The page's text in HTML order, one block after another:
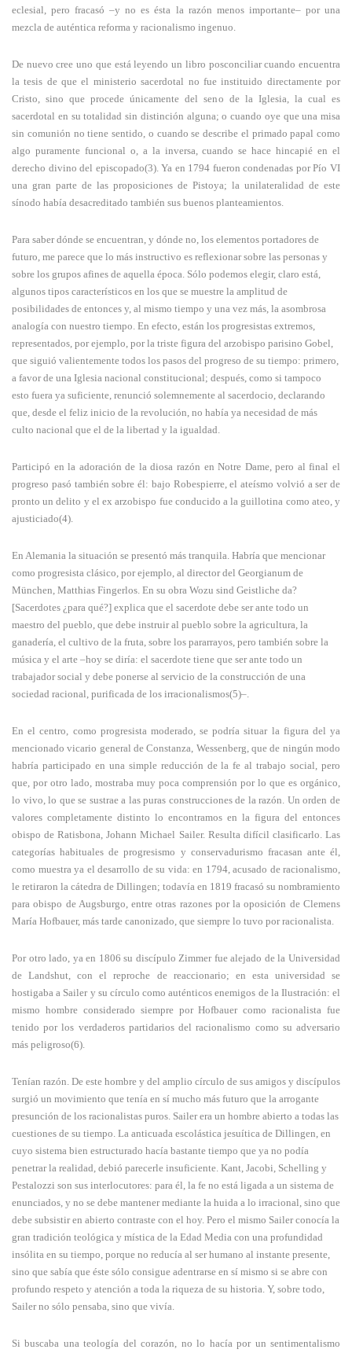
eclesial, pero fracasó –y no es ésta la razón menos importante– por una
mezcla de auténtica reforma y racionalismo ingenuo.
De nuevo cree uno que está leyendo un libro posconciliar cuando encuentra
la tesis de que el ministerio sacerdotal no fue instituido directamente por
Cristo, sino que procede únicamente del seno de la Iglesia, la cual es
sacerdotal en su totalidad sin distinción alguna; o cuando oye que una misa
sin comunión no tiene sentido, o cuando se describe el primado papal como
algo puramente funcional o, a la inversa, cuando se hace hincapié en el
derecho divino del episcopado(3). Ya en 1794 fueron condenadas por Pío VI
una gran parte de las proposiciones de Pistoya; la unilateralidad de este
sínodo había desacreditado también sus buenos planteamientos.
Para saber dónde se encuentran, y dónde no, los elementos portadores de
futuro, me parece que lo más instructivo es reflexionar sobre las personas y
sobre los grupos afines de aquella época. Sólo podemos elegir, claro está,
algunos tipos característicos en los que se muestre la amplitud de
posibilidades de entonces y, al mismo tiempo y una vez más, la asombrosa
analogía con nuestro tiempo. En efecto, están los progresistas extremos,
representados, por ejemplo, por la triste figura del arzobispo parisino Gobel,
que siguió valientemente todos los pasos del progreso de su tiempo: primero,
a favor de una Iglesia nacional constitucional; después, como si tampoco
esto fuera ya suficiente, renunció solemnemente al sacerdocio, declarando
que, desde el feliz inicio de la revolución, no había ya necesidad de más
culto nacional que el de la libertad y la igualdad.
Participó en la adoración de la diosa razón en Notre Dame, pero al final el
progreso pasó también sobre él: bajo Robespierre, el ateísmo volvió a ser de
pronto un delito y el ex arzobispo fue conducido a la guillotina como ateo, y
ajusticiado(4).
En Alemania la situación se presentó más tranquila. Habría que mencionar
como progresista clásico, por ejemplo, al director del Georgianum de
München, Matthias Fingerlos. En su obra Wozu sind Geistliche da?
[Sacerdotes ¿para qué?] explica que el sacerdote debe ser ante todo un
maestro del pueblo, que debe instruir al pueblo sobre la agricultura, la
ganadería, el cultivo de la fruta, sobre los pararrayos, pero también sobre la
música y el arte –hoy se diría: el sacerdote tiene que ser ante todo un
trabajador social y debe ponerse al servicio de la construcción de una
sociedad racional, purificada de los irracionalismos(5)–.
En el centro, como progresista moderado, se podría situar la figura del ya
mencionado vicario general de Constanza, Wessenberg, que de ningún modo
habría participado en una simple reducción de la fe al trabajo social, pero
que, por otro lado, mostraba muy poca comprensión por lo que es orgánico,
lo vivo, lo que se sustrae a las puras construcciones de la razón. Un orden de
valores completamente distinto lo encontramos en la figura del entonces
obispo de Ratisbona, Johann Michael Sailer. Resulta difícil clasificarlo. Las
categorías habituales de progresismo y conservadurismo fracasan ante él,
como muestra ya el desarrollo de su vida: en 1794, acusado de racionalismo,
le retiraron la cátedra de Dillingen; todavía en 1819 fracasó su nombramiento
para obispo de Augsburgo, entre otras razones por la oposición de Clemens
María Hofbauer, más tarde canonizado, que siempre lo tuvo por racionalista.
Por otro lado, ya en 1806 su discípulo Zimmer fue alejado de la Universidad
de Landshut, con el reproche de reaccionario; en esta universidad se
hostigaba a Sailer y su círculo como auténticos enemigos de la Ilustración: el
mismo hombre considerado siempre por Hofbauer como racionalista fue
tenido por los verdaderos partidarios del racionalismo como su adversario
más peligroso(6).
Tenían razón. De este hombre y del amplio círculo de sus amigos y discípulos
surgió un movimiento que tenía en sí mucho más futuro que la arrogante
presunción de los racionalistas puros. Sailer era un hombre abierto a todas las
cuestiones de su tiempo. La anticuada escolástica jesuítica de Dillingen, en
cuyo sistema bien estructurado hacía bastante tiempo que ya no podía
penetrar la realidad, debió parecerle insuficiente. Kant, Jacobi, Schelling y
Pestalozzi son sus interlocutores: para él, la fe no está ligada a un sistema de
enunciados, y no se debe mantener mediante la huida a lo irracional, sino que
debe subsistir en abierto contraste con el hoy. Pero el mismo Sailer conocía la
gran tradición teológica y mística de la Edad Media con una profundidad
insólita en su tiempo, porque no reducía al ser humano al instante presente,
sino que sabía que éste sólo consigue adentrarse en sí mismo si se abre con
profundo respeto y atención a toda la riqueza de su historia. Y, sobre todo,
Sailer no sólo pensaba, sino que vivía.
Si buscaba una teología del corazón, no lo hacía por un sentimentalismo